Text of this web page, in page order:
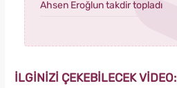
Ahsen Eroğlun takdir topladı
İLGİNİZİ ÇEKEBİLECEK VİDEO: